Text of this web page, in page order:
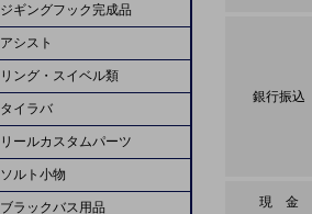
天龍
ヤマガブランクス
シマノ
がまかつ
ゼスタ
ゼニス
ディープライナー
オクマ
アブガルシア
テイルウォーク
アルファタックス
テイルウォーク
備品
カレント
K-craft
山ジグ
ビート
CB ONE
デプスハンター
サンライン
YGKよつあみ
ゴーセン
ダイワ
シーガー
サンライン
がまかつ
バレーヒル
ASS
シーフロアコントロール
ASS
ダイワ
シャウト
odz
カツイチ
ジギングフック完成品
スクラップオリジナル
シーフロアコントロール
ASS
デコイ
オーナー
アシスト
ASS
オーナー
シャウト
ゴーセン
リング・スイベル類
シーフロアコントロール
HOT'S
odz
タイラバ
ハヤブサ
ジャッカル
リールカスタムパーツ
スタジオオーシャンマーク
エバーグリーン
ソルト小物
タコベイト
ブラックバス用品
銀行振込
現 金